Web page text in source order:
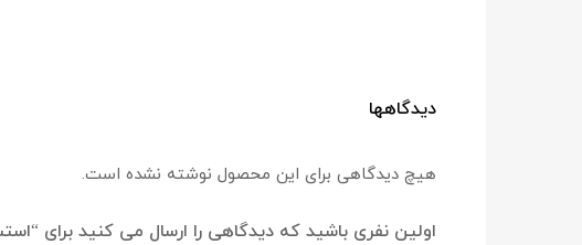
دیدگاهها
هیچ دیدگاهی برای این محصول نوشته نشده است.
اولین نفری باشید که دیدگاهی را ارسال می کنید برای “استپ موتور با گشتاور